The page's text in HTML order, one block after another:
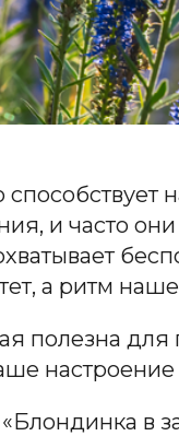
и часто
а ритм
полезна
в